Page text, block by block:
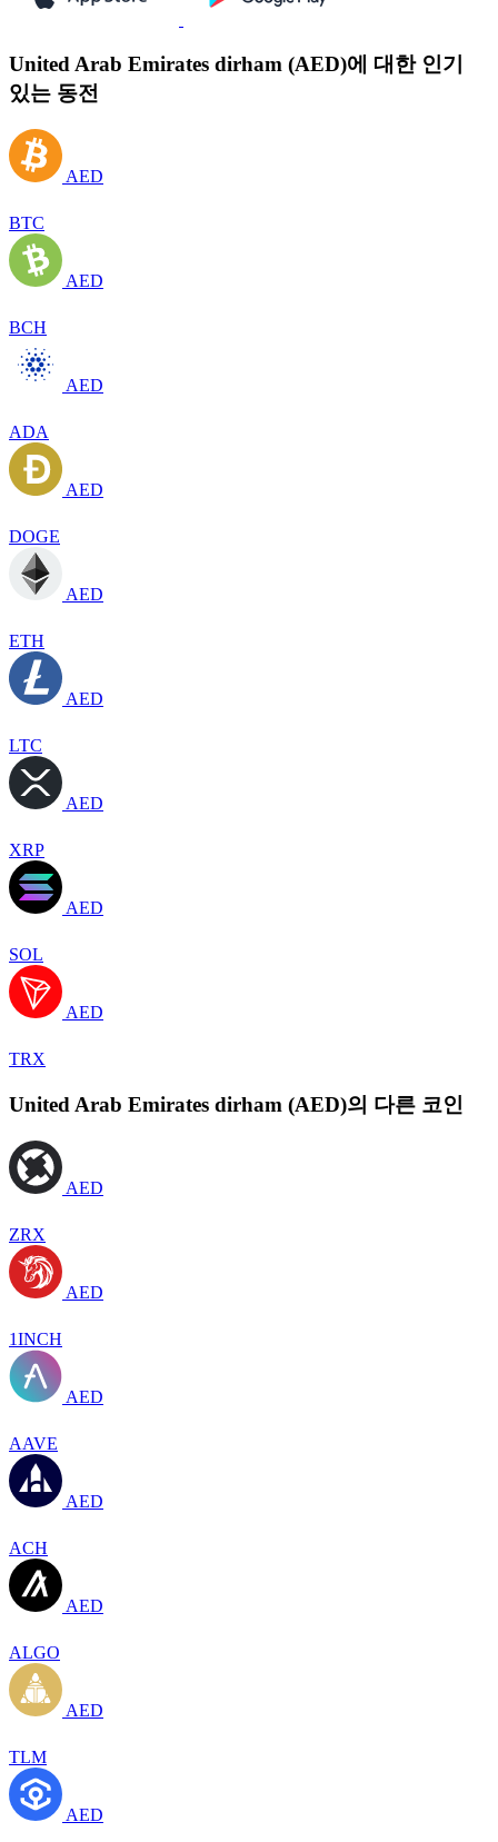
United Arab Emirates dirham (AED)에 대한 인기
있는 동전
AED
BTC
AED
BCH
AED
ADA
AED
DOGE
AED
ETH
AED
LTC
AED
XRP
AED
SOL
AED
TRX
United Arab Emirates dirham (AED)의 다른 코인
AED
ZRX
AED
1INCH
AED
AAVE
AED
ACH
AED
ALGO
AED
TLM
AED